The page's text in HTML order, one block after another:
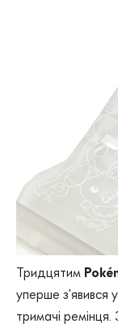
Тридцятим
уперше з'явився
тримачі